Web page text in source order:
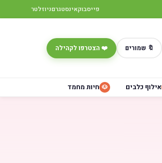
פייסבוקאינסטגרםניוזלטר
🔖 שמורים ❤️ הצטרפו לקהילה
אילוף כלבים 🐶 חיות מחמד